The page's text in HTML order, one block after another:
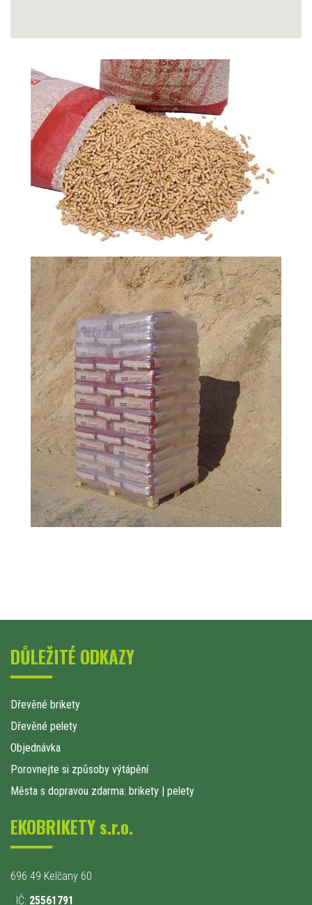
DŮLEŽITÉ ODKAZY
Dřevěné brikety
Dřevěné pelety
Objednávka
Porovnejte si způsoby výtápění
Města s dopravou zdarma: brikety | pelety
EKOBRIKETY s.r.o.
696 49 Kelčany 60
IČ: 25561791